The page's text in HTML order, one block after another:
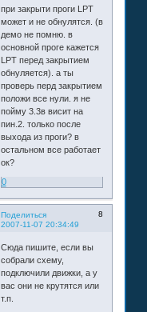
при закрыти проги LPT
может и не обнулятся. (в
демо не помню. в
основной проге кажется
LPT перед закрытием
обнуляется). а ты
проверь перд закрытием
положи все нули. я не
пойму 3.3в висит на
пин.2. только после
выхода из проги? в
остальном все работает
ок?
0
Поделиться
8
2007-11-07 20:34:49
Сюда пишите, если вы
собрали схему,
подключили движки, а у
вас они не крутятся или
т.п.